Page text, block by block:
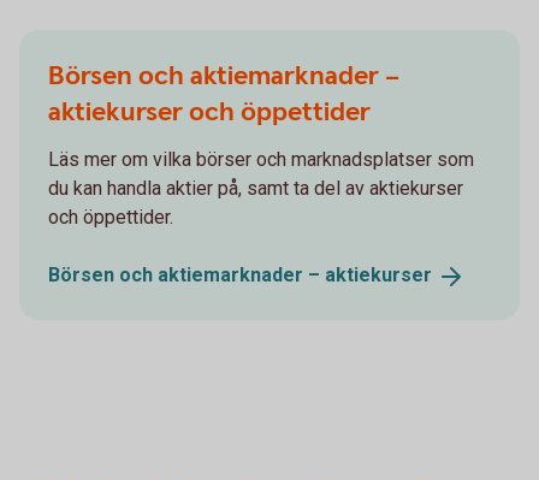
Börsen och aktiemarknader –
aktiekurser och öppettider
Läs mer om vilka börser och marknadsplatser som
du kan handla aktier på, samt ta del av aktiekurser
och öppettider.
Börsen och aktiemarknader – aktiekurser